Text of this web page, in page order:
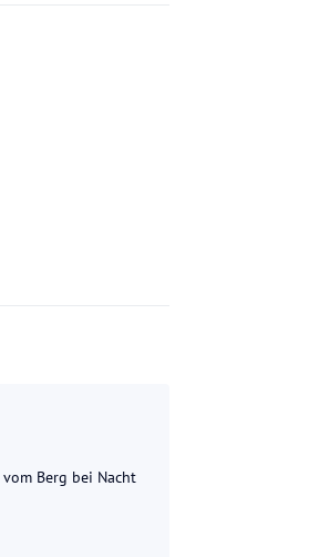
Berg bei Nacht